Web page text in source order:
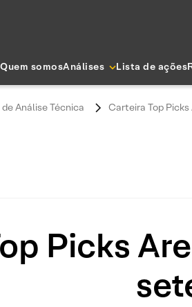
Quem somosAnálises Lista de ações
Análise Técnica Carteira Top
Picks